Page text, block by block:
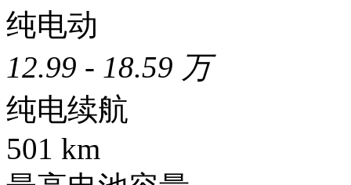
纯电动
12.99 - 18.59 万
纯电续航
501 km